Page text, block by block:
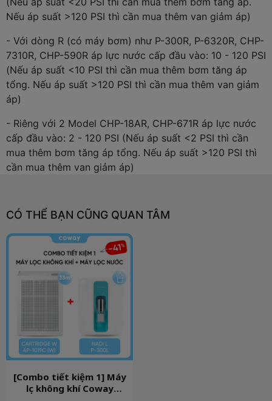
Nếu áp suất >120 PSI thì cần mua thêm van giảm áp)
- Với dòng R (có máy bơm) như P-300R, P-6320R, CHP-
7310R, CHP-590R áp lực nước cấp đầu vào: 10 - 120 PSI
(Nếu áp suất <10 PSI thì cần mua thêm bơm tăng áp
tổng. Nếu áp suất >120 PSI thì cần mua thêm van giảm
áp)
- Riêng với 2 Model CHP-18AR, CHP-671R áp lực nước
cấp đầu vào: 2 - 120 PSI (Nếu áp suất <2 PSI thì cần
mua thêm bơm tăng áp tổng. Nếu áp suất >120 PSI thì
cần mua thêm van giảm áp)
CÓ THỂ BẠN CŨNG QUAN TÂM
[Combo tiết kiệm 1] Máy
lọc không khí Coway